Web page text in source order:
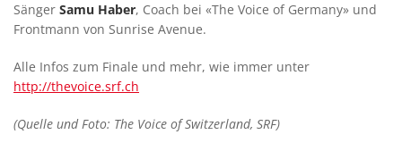
Sänger Samu Haber, Coach bei «The Voice of Germany» und
Frontmann von Sunrise Avenue.
Alle Infos zum Finale und mehr, wie immer unter
http://thevoice.srf.ch
(Quelle und Foto: The Voice of Switzerland, SRF)